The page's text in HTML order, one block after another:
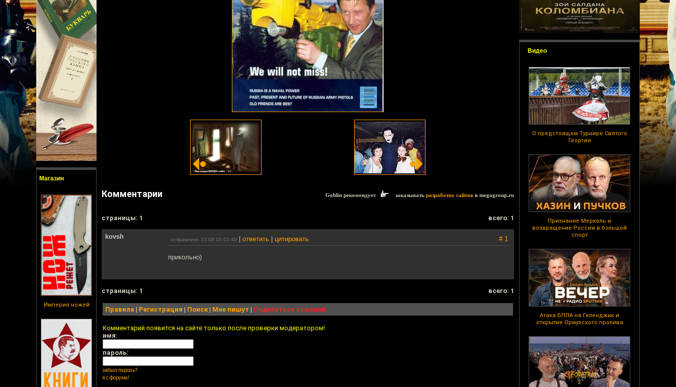
Магазин
Империя ножей
Видео
О предстоящем Турнире Святого
Георгия
Признание Меркель и
возвращение России в большой
спорт
Атака БПЛА на Геленджик и
открытие Ормузского пролива
Комментарии Goblin рекомендует заказывать разработку сайтов в megagroup.ru
cтраницы: 1 всего: 1
kovsh отправлено 23.08.10 02:49 ответить цитировать # 1
прикольно)
cтраницы: 1 всего: 1
Правила | Регистрация | Поиск| Мне пишут | Поделиться ссылкой
Комментарий появится на сайте только после проверки модератором!
имя:
пароль:
забыл пароль?
я с форума!